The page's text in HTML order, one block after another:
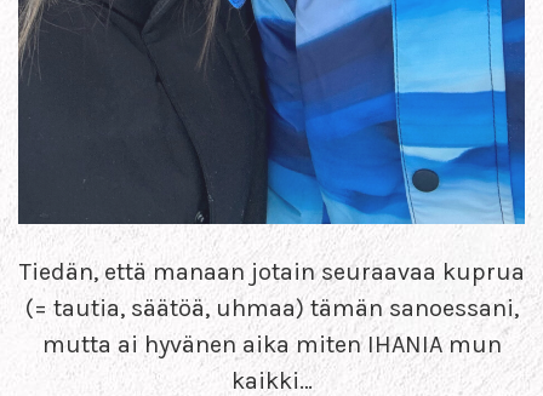
Tiedän, että manaan jotain seuraavaa kuprua
(= tautia, säätöä, uhmaa) tämän sanoessani,
mutta ai hyvänen aika miten IHANIA mun
kaikki…